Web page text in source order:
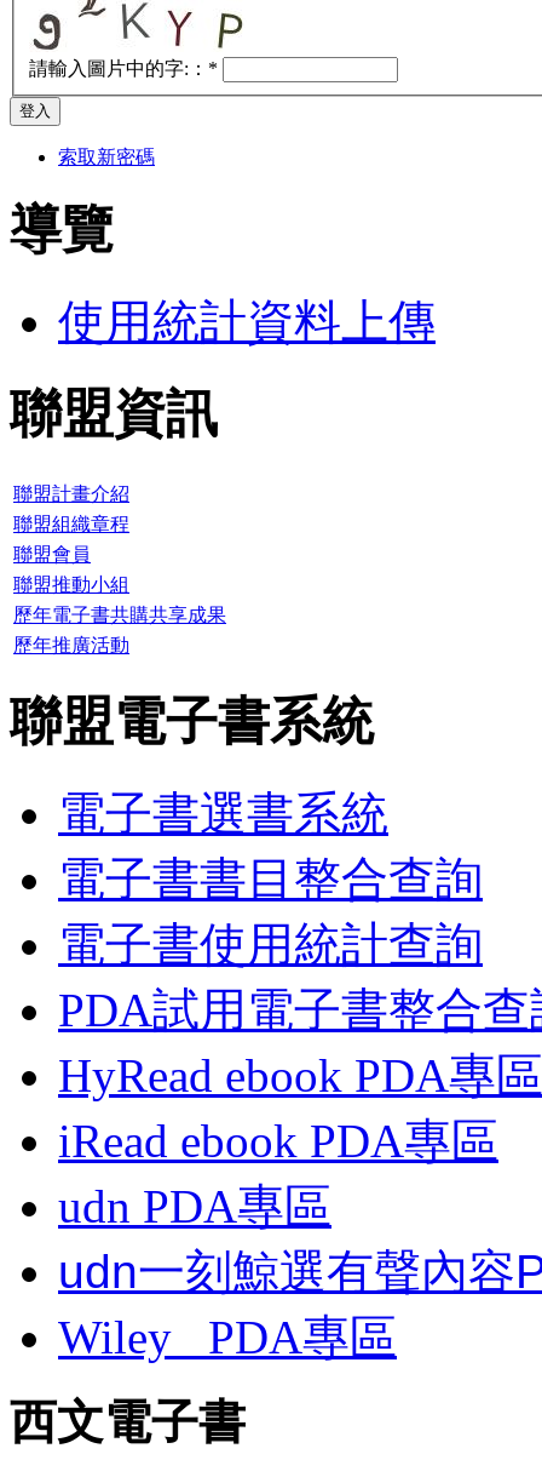
請輸入圖片中的字:： *
索取新密碼
導覽
使用統計資料上傳
聯盟資訊
聯盟計畫介紹
聯盟組織章程
聯盟會員
聯盟推動小組
歷年電子書共購共享成果
歷年推廣活動
聯盟電子書系統
電子書選書系統
電子書書目整合查詢
電子書使用統計查詢
PDA試用電子書整合查
HyRead ebook PDA專區
iRead ebook PDA專區
udn PDA專區
udn一刻鯨選有聲內容
Wiley
PDA專區
西文電子書